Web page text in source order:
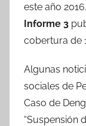
este año
Informe 3
cobertura de
Algunas
sociales de
Caso de
“Suspensión